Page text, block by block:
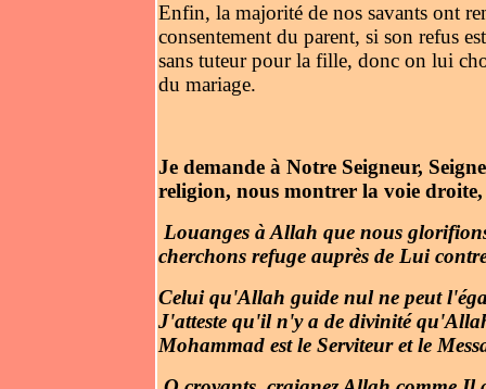
Enfin, la majorité de nos savants ont
consentement du parent, si son refus
sans tuteur pour la fille, donc on lui
du mariage.
Je demande à Notre Seigneur,
religion, nous montrer la voie droite,
Louanges à Allah que nous
cherchons refuge auprès de Lui
Celui qu'Allah guide nul ne peut
J'atteste qu'il n'y a de divinité
Mohammad est le Serviteur et le